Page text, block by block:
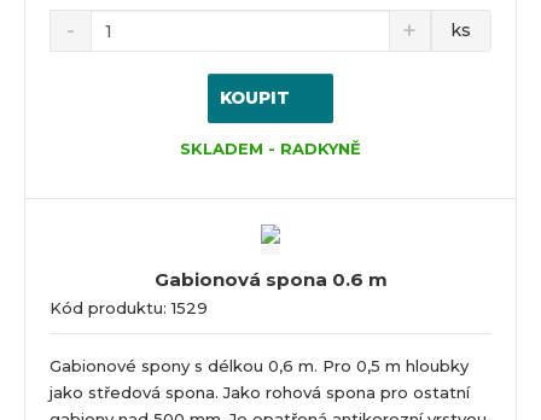
ks
KOUPIT
SKLADEM - RADKYNĚ
Gabionová spona 0.6 m
Kód produktu: 1529
Gabionové spony s délkou 0,6 m. Pro 0,5 m hloubky
jako středová spona. Jako rohová spona pro ostatní